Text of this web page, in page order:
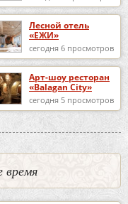
Лесной отель
«ЕЖИ»
сегодня 6 просмотров
Арт-шоу ресторан
«Balagan City»
сегодня 5 просмотров
время